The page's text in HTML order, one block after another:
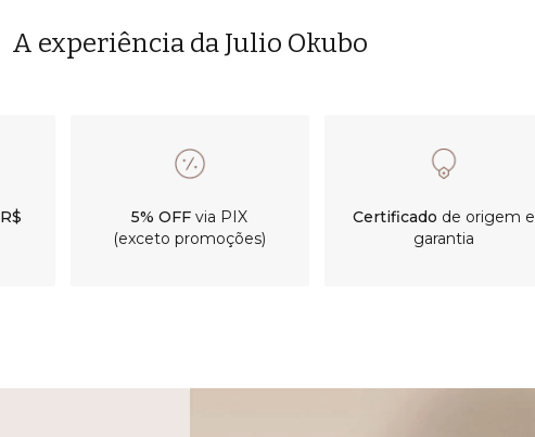
A experiência da Julio Okubo
R$
5% OFF via PIX
(exceto promoções)
Certificado de origem e
garantia